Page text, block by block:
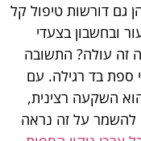
גם דורשות טיפול קל
ובחשבון בצעדי
זה עולה? התשובה
ספת בד רגילה. עם
הוא השקעה רצינית,
להשמר על זה נראה